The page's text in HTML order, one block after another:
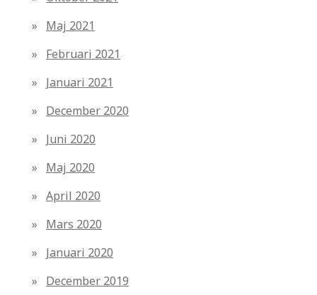
Maj 2021
Februari 2021
Januari 2021
December 2020
Juni 2020
Maj 2020
April 2020
Mars 2020
Januari 2020
December 2019